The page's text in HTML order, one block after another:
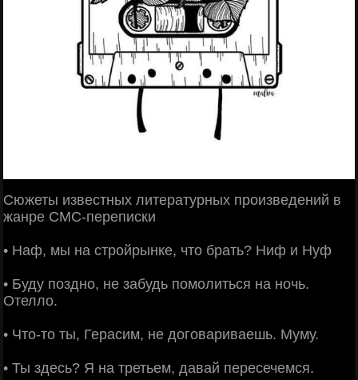
Сюжеты известных литературных произведений в
жанре СМС-переписки
• Наф, мы на стройрынке, что брать? Ниф и Нуф
• Буду поздно, не забудь помолиться на ночь.
Отелло.
• Что-то ты, Герасим, не договариваешь. Муму.
• Ты здесь? Я на третьем, давай пересечемся.